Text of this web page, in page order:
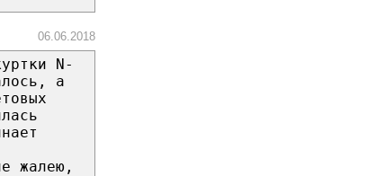
06.06.2018
N-
а
жалею,